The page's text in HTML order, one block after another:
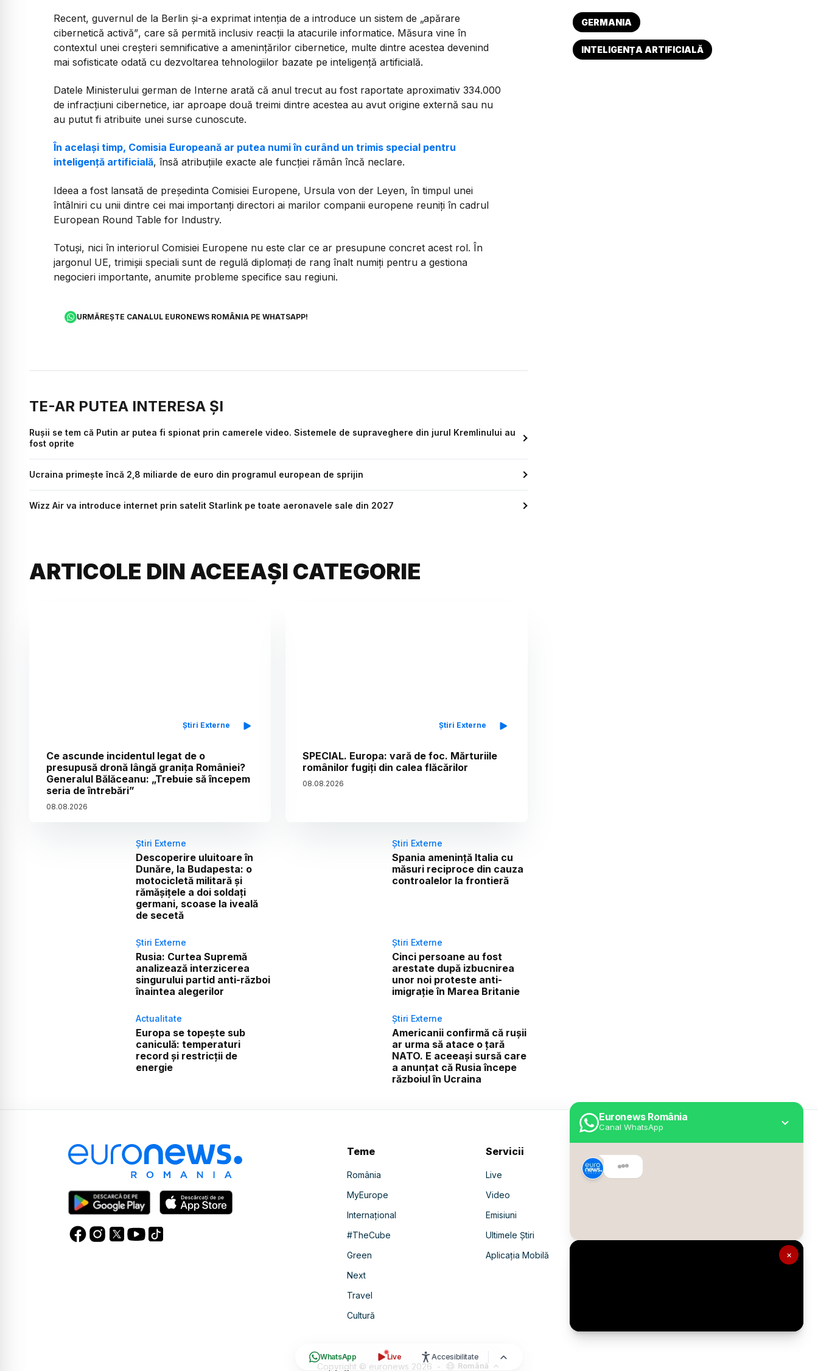
×
Euronews România
Canal WhatsApp
WhatsApp Live Accesibilitate
Recent, guvernul de la Berlin și-a exprimat intenția de a introduce un sistem de „apărare
cibernetică activă”, care să permită inclusiv reacții la atacurile informatice. Măsura vine în
contextul unei creșteri semnificative a amenințărilor cibernetice, multe dintre acestea devenind
mai sofisticate odată cu dezvoltarea tehnologiilor bazate pe inteligență artificială.
Datele Ministerului german de Interne arată că anul trecut au fost raportate aproximativ 334.000
de infracțiuni cibernetice, iar aproape două treimi dintre acestea au avut origine externă sau nu
au putut fi atribuite unei surse cunoscute.
În același timp, Comisia Europeană ar putea numi în curând un trimis special pentru
inteligență artificială, însă atribuțiile exacte ale funcției rămân încă neclare.
Ideea a fost lansată de președinta Comisiei Europene, Ursula von der Leyen, în timpul unei
întâlniri cu unii dintre cei mai importanți directori ai marilor companii europene reuniți în cadrul
European Round Table for Industry.
Totuși, nici în interiorul Comisiei Europene nu este clar ce ar presupune concret acest rol. În
jargonul UE, trimișii speciali sunt de regulă diplomați de rang înalt numiți pentru a gestiona
negocieri importante, anumite probleme specifice sau regiuni.
URMĂREȘTE CANALUL EURONEWS ROMÂNIA PE WHATSAPP!
TE-AR PUTEA INTERESA ȘI
Rușii se tem că Putin ar putea fi spionat prin camerele video. Sistemele de supraveghere din jurul Kremlinului au
fost oprite
Ucraina primește încă 2,8 miliarde de euro din programul european de sprijin
Wizz Air va introduce internet prin satelit Starlink pe toate aeronavele sale din 2027
ARTICOLE DIN ACEEAȘI CATEGORIE
Știri Externe
Ce ascunde incidentul legat de o
presupusă dronă lângă granița României?
Generalul Bălăceanu: „Trebuie să începem
seria de întrebări”
08.08.2026
Știri Externe
SPECIAL. Europa: vară de foc. Mărturiile
românilor fugiți din calea flăcărilor
08.08.2026
Știri Externe
Descoperire uluitoare în
Dunăre, la Budapesta: o
motocicletă militară și
rămășițele a doi soldați
germani, scoase la iveală
de secetă
Știri Externe
Spania amenință Italia cu
măsuri reciproce din cauza
controalelor la frontieră
Știri Externe
Rusia: Curtea Supremă
analizează interzicerea
singurului partid anti-război
înaintea alegerilor
Știri Externe
Cinci persoane au fost
arestate după izbucnirea
unor noi proteste anti-
imigrație în Marea Britanie
Actualitate
Europa se topește sub
caniculă: temperaturi
record și restricții de
energie
Știri Externe
Americanii confirmă că rușii
ar urma să atace o țară
NATO. E aceeași sursă care
a anunțat că Rusia începe
războiul în Ucraina
GERMANIA
INTELIGENȚA ARTIFICIALĂ
Teme
România
MyEurope
Internațional
#TheCube
Green
Next
Travel
Cultură
Servicii
Live
Video
Emisiuni
Ultimele Știri
Aplicația Mobilă
Despre Euronews
Copyright © euronews 2026 - Română